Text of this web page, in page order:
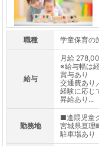
職種 学童保育の
給与
月給
※給与幅は
賞与あり
交通費あり
経験に応じ
昇給あり...
勤務地
■逢隈児童
宮城県亘理
駐車場あり